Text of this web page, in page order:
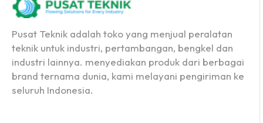
Pusat Teknik adalah toko yang menjual peralatan
teknik untuk industri, pertambangan, bengkel dan
industri lainnya. menyediakan produk dari berbagai
brand ternama dunia, kami melayani pengiriman ke
seluruh Indonesia.